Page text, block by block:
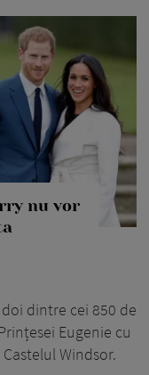
nu vor
dintre cei 850 de
Eugenie cu
Windsor.